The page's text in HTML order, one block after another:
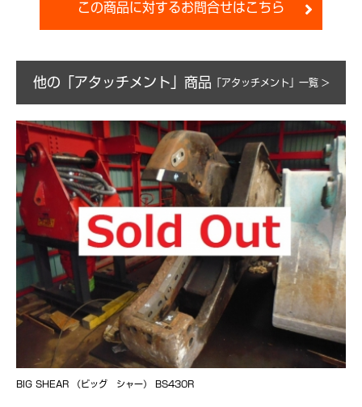
この商品に対するお問合せはこちら
他の「アタッチメント」商品 「アタッチメント」一覧 >
BIG SHEAR （ビッグ シャー） BS430R